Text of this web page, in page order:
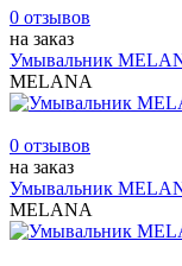
0 отзывов
на заказ
Умывальник
MELANA
0 отзывов
на заказ
Умывальник
MELANA